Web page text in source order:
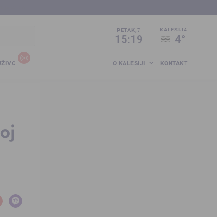
PETAK,7
15:19
KALESIJA
4°
O KALESIJI KONTAKT